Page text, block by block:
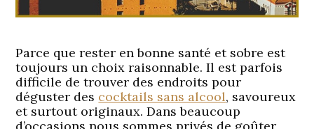
Parce que rester en bonne santé et sobre est
toujours un choix raisonnable. Il est parfois
difficile de trouver des endroits pour
déguster des cocktails sans alcool, savoureux
et surtout originaux. Dans beaucoup
d’occasions nous sommes privés de goûter